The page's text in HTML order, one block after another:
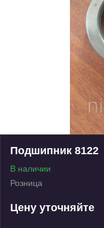
Подшипник 8122
В наличии
Розница
Цену уточняйте